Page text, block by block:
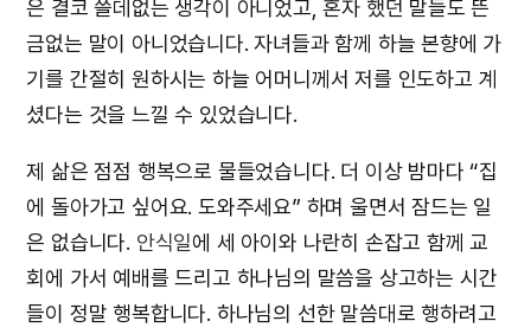
은 결코 쓸데없는 생각이 아니었고, 혼자 했던 말들도 뜬
금없는 말이 아니었습니다. 자녀들과 함께 하늘 본향에 가
기를 간절히 원하시는 하늘 어머니께서 저를 인도하고 계
셨다는 것을 느낄 수 있었습니다.
제 삶은 점점 행복으로 물들었습니다. 더 이상 밤마다 “집
에 돌아가고 싶어요. 도와주세요” 하며 울면서 잠드는 일
은 없습니다. 안식일에 세 아이와 나란히 손잡고 함께 교
회에 가서 예배를 드리고 하나님의 말씀을 상고하는 시간
들이 정말 행복합니다. 하나님의 선한 말씀대로 행하려고